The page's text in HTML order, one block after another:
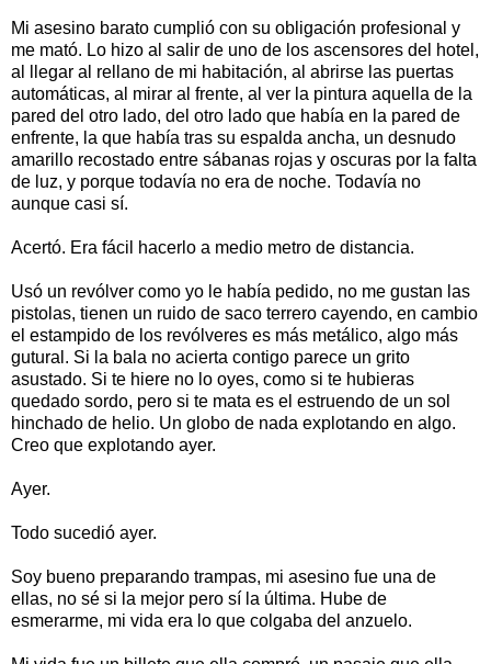
Mi asesino barato cumplió con su obligación profesional y
me mató. Lo hizo al salir de uno de los ascensores del hotel,
al llegar al rellano de mi habitación, al abrirse las puertas
automáticas, al mirar al frente, al ver la pintura aquella de la
pared del otro lado, del otro lado que había en la pared de
enfrente, la que había tras su espalda ancha, un desnudo
amarillo recostado entre sábanas rojas y oscuras por la falta
de luz, y porque todavía no era de noche. Todavía no
aunque casi sí.
Acertó. Era fácil hacerlo a medio metro de distancia.
Usó un revólver como yo le había pedido, no me gustan las
pistolas, tienen un ruido de saco terrero cayendo, en cambio
el estampido de los revólveres es más metálico, algo más
gutural. Si la bala no acierta contigo parece un grito
asustado. Si te hiere no lo oyes, como si te hubieras
quedado sordo, pero si te mata es el estruendo de un sol
hinchado de helio. Un globo de nada explotando en algo.
Creo que explotando ayer.
Ayer.
Todo sucedió ayer.
Soy bueno preparando trampas, mi asesino fue una de
ellas, no sé si la mejor pero sí la última. Hube de
esmerarme, mi vida era lo que colgaba del anzuelo.